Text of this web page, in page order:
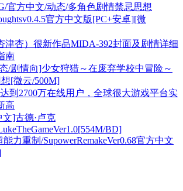
官方中文/动态/多角色剧情禁忌思想
官方中文版[PC+安卓][微
津杏）很新作品MIDA-392封面及剧情详细
南
/剧情向]少女狩猎～在废弃学校中冒险～
[微云/500M]
达到2700万在线用户，全球很大游戏平台实
高
]古德·卢克
BD]
力重制/SupowerRemakeVer0.68官方中文